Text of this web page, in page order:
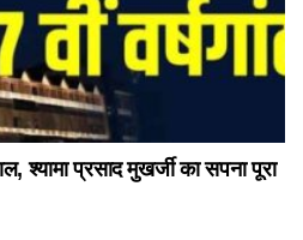
प्रसाद मुखर्जी का सपना पूरा